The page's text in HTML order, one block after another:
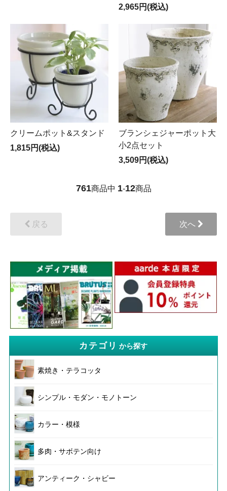
2,965円(税込)
クリームポット&スタンド
1,815円(税込)
ブランシェジャーポット大
小2点セット
3,509円(税込)
761商品中 1-12商品
戻る 次へ
カテゴリ から探す
素焼き・テラコッタ
シンプル・モダン・モノトーン
カラー・模様
多肉・サボテン向け
アンティーク・シャビー